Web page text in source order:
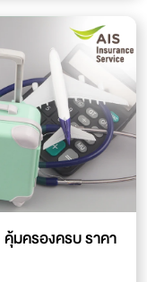
คุ้มครองครบ ราคา